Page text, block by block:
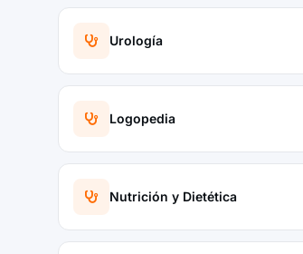
Urología
Logopedia
Nutrición y Dietética